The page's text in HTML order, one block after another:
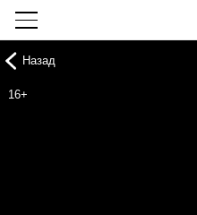
Назад
16+